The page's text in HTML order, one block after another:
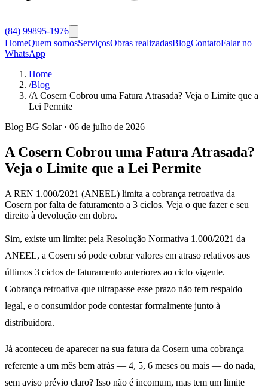
(84) 99895-1976
HomeQuem somosServiçosObras realizadasBlogContatoFalar no
WhatsApp
Home
/Blog
/A Cosern Cobrou uma Fatura Atrasada? Veja o Limite que a
Lei Permite
Blog BG Solar · 06 de julho de 2026
A Cosern Cobrou uma Fatura Atrasada?
Veja o Limite que a Lei Permite
A REN 1.000/2021 (ANEEL) limita a cobrança retroativa da
Cosern por falta de faturamento a 3 ciclos. Veja o que fazer e seu
direito à devolução em dobro.
Sim, existe um limite: pela Resolução Normativa 1.000/2021 da
ANEEL, a Cosern só pode cobrar valores em atraso relativos aos
últimos 3 ciclos de faturamento anteriores ao ciclo vigente.
Cobrança retroativa que ultrapasse esse prazo não tem respaldo
legal, e o consumidor pode contestar formalmente junto à
distribuidora.
Já aconteceu de aparecer na sua fatura da Cosern uma cobrança
referente a um mês bem atrás — 4, 5, 6 meses ou mais — do nada,
sem aviso prévio claro? Isso não é incomum, mas tem um limite